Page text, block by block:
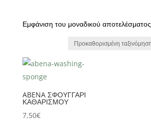
Εμφάνιση του μοναδικού αποτελέσματος
ABENA ΣΦΟΥΓΓΑΡΙ
ΚΑΘΑΡΙΣΜΟΥ
7,50€